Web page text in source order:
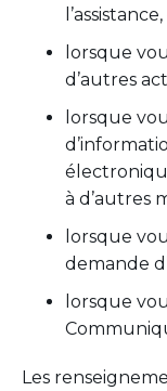
lorsque
d’autres
lorsque
à d’autres
lorsque
demande
lorsque
Les